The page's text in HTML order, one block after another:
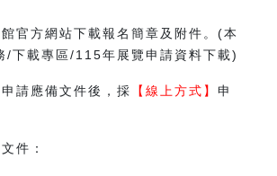
館官方網站下載報名簡章及附件。 (本
/下載專區/115年展覽申請資料下載)
申請應備文件後，採 【線上方式】 申
件：